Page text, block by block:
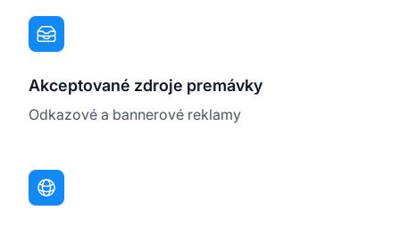
Akceptované zdroje premávky
Odkazové a bannerové reklamy